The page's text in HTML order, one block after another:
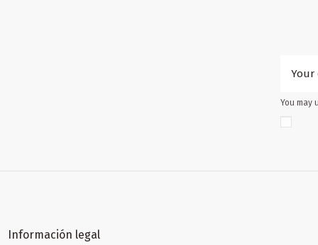
You may
Información legal